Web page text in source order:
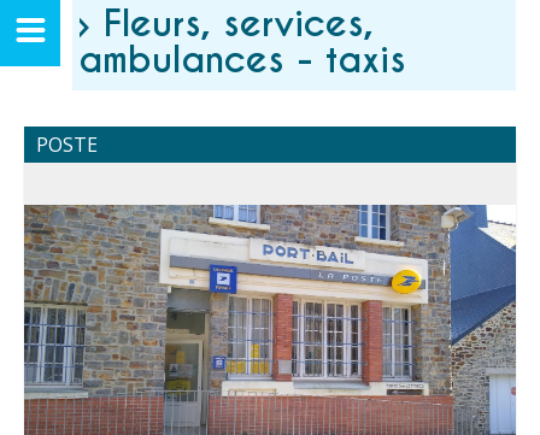
› Fleurs, services,
ambulances - taxis
POSTE